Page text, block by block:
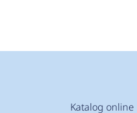
Katalog online